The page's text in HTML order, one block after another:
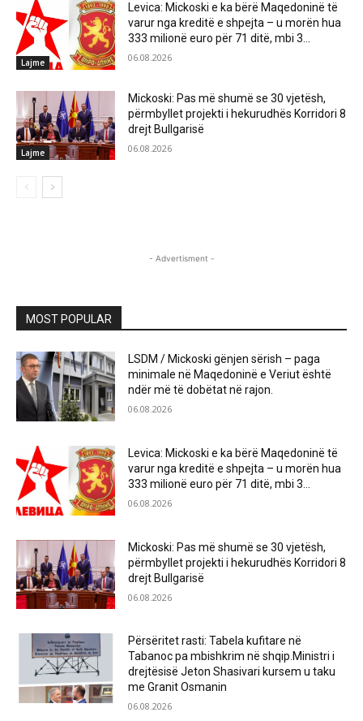
Lajme
Levica: Mickoski e ka bërë Maqedoninë të
varur nga kreditë e shpejta – u morën hua
333 milionë euro për 71 ditë, mbi 3...
06.08.2026
Lajme
Mickoski: Pas më shumë se 30 vjetësh,
përmbyllet projekti i hekurudhës Korridori 8
drejt Bullgarisë
06.08.2026
- Advertisment -
MOST POPULAR
LSDM / Mickoski gënjen sërish – paga
minimale në Maqedoninë e Veriut është
ndër më të dobëtat në rajon.
06.08.2026
Levica: Mickoski e ka bërë Maqedoninë të
varur nga kreditë e shpejta – u morën hua
333 milionë euro për 71 ditë, mbi 3...
06.08.2026
Mickoski: Pas më shumë se 30 vjetësh,
përmbyllet projekti i hekurudhës Korridori 8
drejt Bullgarisë
06.08.2026
Përsëritet rasti: Tabela kufitare në
Tabanoc pa mbishkrim në shqip.Ministri i
drejtësisë Jeton Shasivari kursem u taku
me Granit Osmanin
06.08.2026